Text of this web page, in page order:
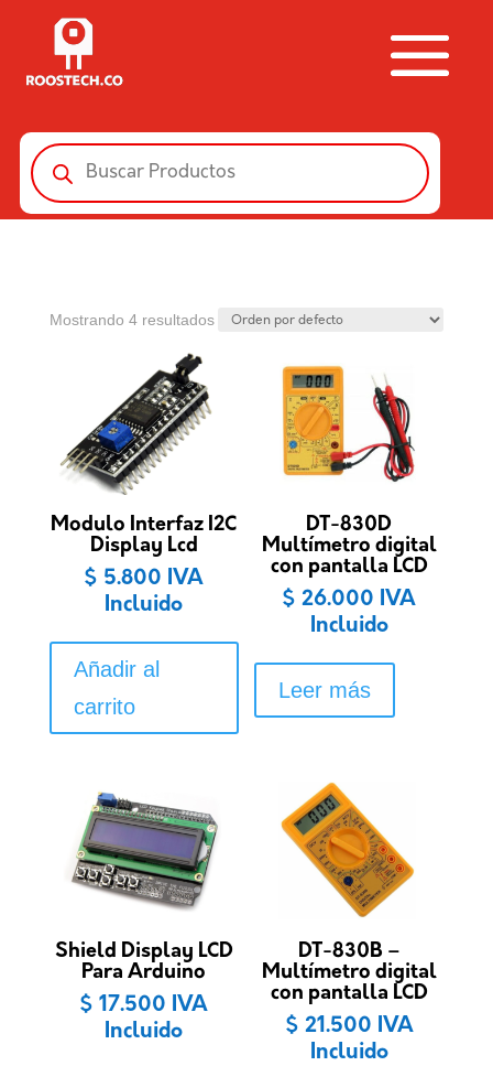
Búsqueda
de
productos
Mostrando 4 resultados
Modulo Interfaz I2C
Display Lcd
$ 5.800 IVA
Incluido
Añadir al
carrito
DT-830D
Multímetro digital
con pantalla LCD
$ 26.000 IVA
Incluido
Leer más
Shield Display LCD
Para Arduino
$ 17.500 IVA
Incluido
DT-830B –
Multímetro digital
con pantalla LCD
$ 21.500 IVA
Incluido